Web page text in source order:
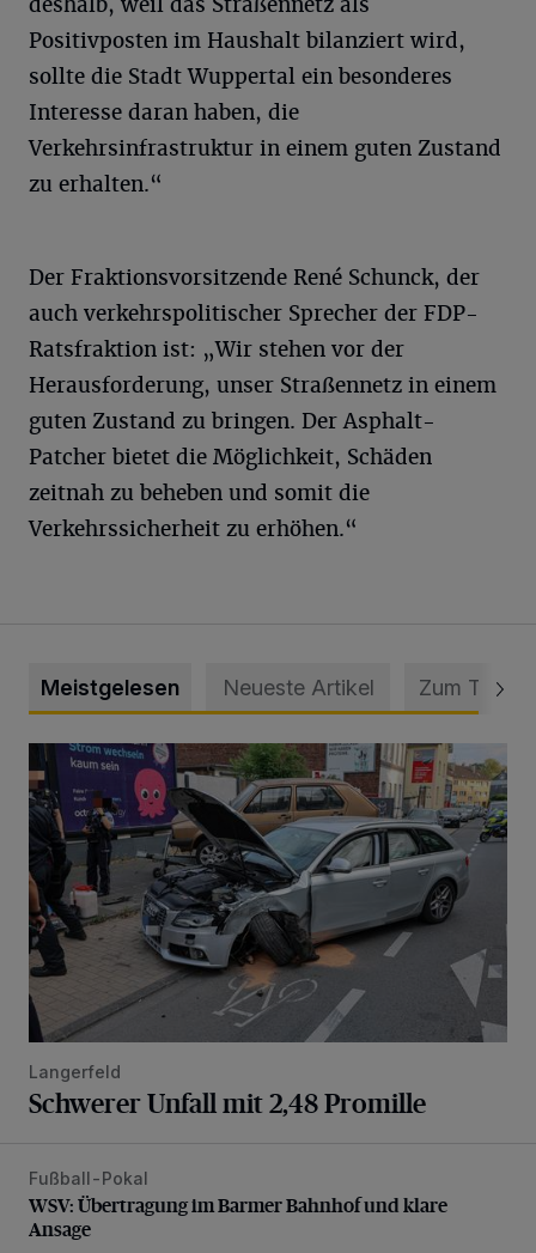
Positivposten im Haushalt bilanziert wird,
sollte die Stadt Wuppertal ein besonderes
Interesse daran haben, die
Verkehrsinfrastruktur in einem guten Zustand
zu erhalten.“
Der Fraktionsvorsitzende René Schunck, der
auch verkehrspolitischer Sprecher der FDP-
Ratsfraktion ist: „Wir stehen vor der
Herausforderung, unser Straßennetz in einem
guten Zustand zu bringen. Der Asphalt-
Patcher bietet die Möglichkeit, Schäden
zeitnah zu beheben und somit die
Verkehrssicherheit zu erhöhen.“
Meistgelesen Neueste Artikel Zum Thema
Schwerer Unfall mit 2,48 Promille
Langerfeld
Schwerer Unfall mit 2,48 Promille
WSV: Übertragung im Barmer Bahnhof und klare Ansage
Fußball-Pokal
WSV: Übertragung im Barmer Bahnhof und klare
Ansage